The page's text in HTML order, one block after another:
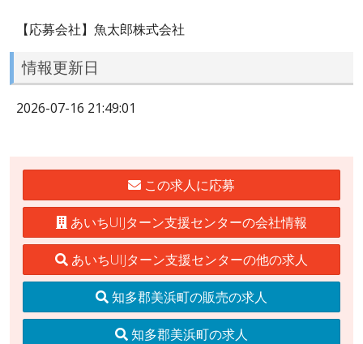
【応募会社】魚太郎株式会社
情報更新日
2026-07-16 21:49:01
この求人に応募
あいちUIJターン支援センターの会社情報
あいちUIJターン支援センターの他の求人
知多郡美浜町の販売の求人
知多郡美浜町の求人